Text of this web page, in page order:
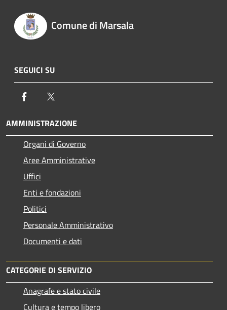
Comune di Marsala
SEGUICI SU
Facebook
AMMINISTRAZIONE
Organi di Governo
Aree Amministrative
Uffici
Enti e fondazioni
Politici
Personale Amministrativo
Documenti e dati
CATEGORIE DI SERVIZIO
Anagrafe e stato civile
Cultura e tempo libero